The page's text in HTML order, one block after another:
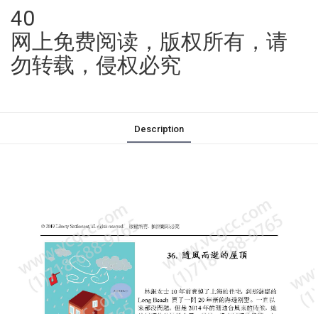
40
网上免费阅读，版权所有，请
勿转载，侵权必究
Description